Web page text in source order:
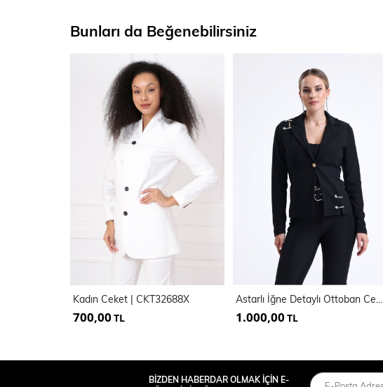
Bunları da Beğenebilirsiniz
Kadın Ceket | CKT32688X
700,00 TL
Astarlı İğne Detaylı Ottoban Ceket | Ckt34752
1.000,00 TL
BİZDEN HABERDAR OLMAK İÇİN E-